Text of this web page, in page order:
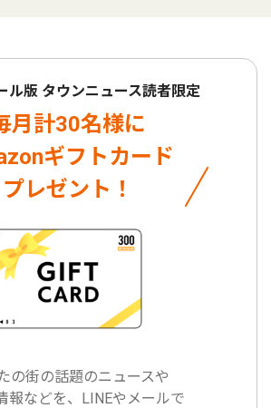
ル版 タウンニュース読者限定
月計30名様に
ギフトカード
プレゼント！
の街の話題のニュースや
報などを、LINEやメールで